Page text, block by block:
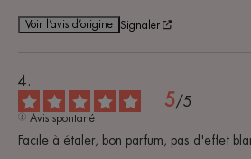
Voir l’avis d’origine Signaler
5/5
Avis spontané
Facile à étaler, bon parfum, pas d'effet